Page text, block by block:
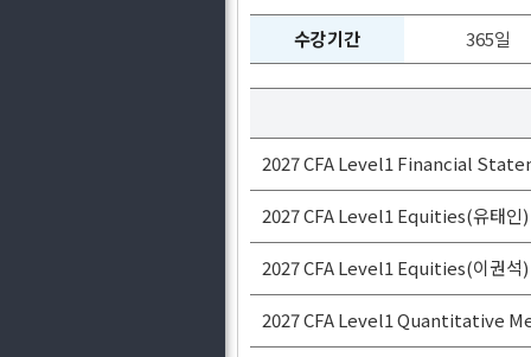
수강기간 365일
2027 CFA Level1 Financial
2027 CFA Level1 Equities(유태인)
2027 CFA Level1 Equities(이권석)
2027 CFA Level1 Quantitative